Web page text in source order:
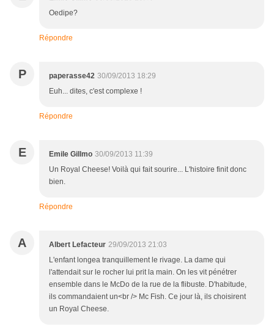
Oedipe?
Répondre
P paperasse42 30/09/2013 18:29
Euh... dites, c'est complexe !
Répondre
E Emile Gillmo 30/09/2013 11:39
Un Royal Cheese! Voilà qui fait sourire... L'histoire finit donc
bien.
Répondre
A Albert Lefacteur 29/09/2013 21:03
L'enfant longea tranquillement le rivage. La dame qui
l'attendait sur le rocher lui prit la main. On les vit pénétrer
ensemble dans le McDo de la rue de la flibuste. D'habitude,
ils commandaient un<br /> Mc Fish. Ce jour là, ils choisirent
un Royal Cheese.